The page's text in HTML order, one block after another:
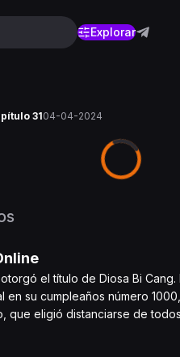
Explorar
3104-04-2024
el título de Diosa Bi
su cumpleaños número
que eligió distanciarse de